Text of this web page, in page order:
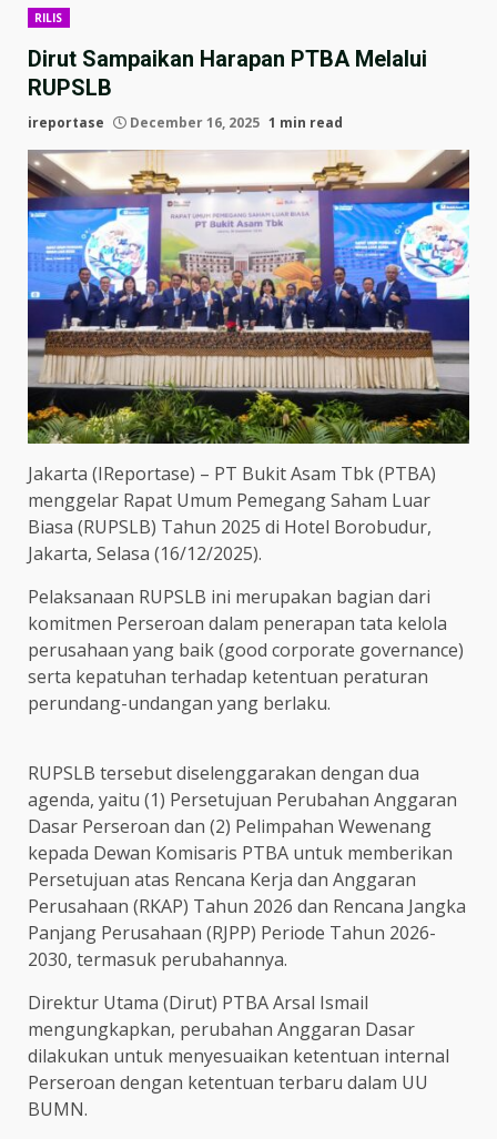
RILIS
Dirut Sampaikan Harapan PTBA Melalui
RUPSLB
ireportase December 16, 2025 1 min read
Jakarta (IReportase) – PT Bukit Asam Tbk (PTBA)
menggelar Rapat Umum Pemegang Saham Luar
Biasa (RUPSLB) Tahun 2025 di Hotel Borobudur,
Jakarta, Selasa (16/12/2025).
Pelaksanaan RUPSLB ini merupakan bagian dari
komitmen Perseroan dalam penerapan tata kelola
perusahaan yang baik (good corporate governance)
serta kepatuhan terhadap ketentuan peraturan
perundang-undangan yang berlaku.
RUPSLB tersebut diselenggarakan dengan dua
agenda, yaitu (1) Persetujuan Perubahan Anggaran
Dasar Perseroan dan (2) Pelimpahan Wewenang
kepada Dewan Komisaris PTBA untuk memberikan
Persetujuan atas Rencana Kerja dan Anggaran
Perusahaan (RKAP) Tahun 2026 dan Rencana Jangka
Panjang Perusahaan (RJPP) Periode Tahun 2026-
2030, termasuk perubahannya.
Direktur Utama (Dirut) PTBA Arsal Ismail
mengungkapkan, perubahan Anggaran Dasar
dilakukan untuk menyesuaikan ketentuan internal
Perseroan dengan ketentuan terbaru dalam UU
BUMN.